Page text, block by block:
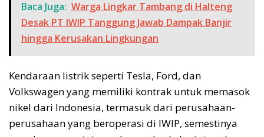
Baca Juga: Warga Lingkar Tambang di Halteng
Desak PT IWIP Tanggung Jawab Dampak Banjir
hingga Kerusakan Lingkungan
Kendaraan listrik seperti Tesla, Ford, dan
Volkswagen yang memiliki kontrak untuk memasok
nikel dari Indonesia, termasuk dari perusahaan-
perusahaan yang beroperasi di IWIP, semestinya